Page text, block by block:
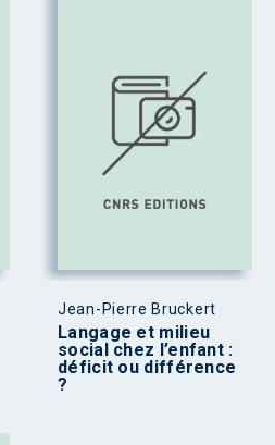
Jean-Pierre Bruckert
Langage et milieu
social chez l’enfant :
déficit ou différence
?